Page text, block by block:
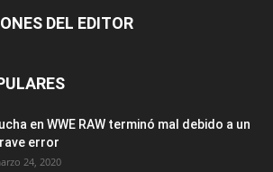
DEL EDITOR
en WWE RAW terminó mal debido a un
error
24, 2020